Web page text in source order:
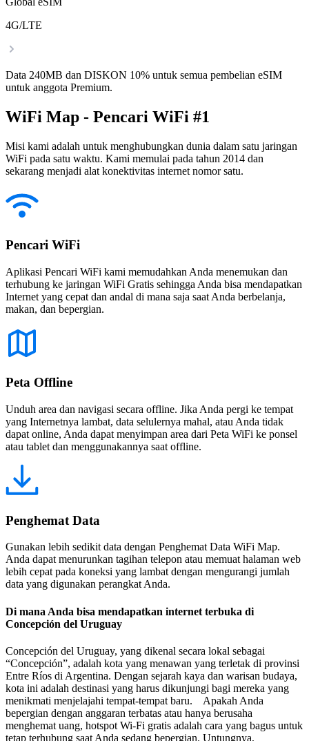
4G/LTE
Data 240MB dan DISKON 10% untuk semua pembelian eSIM
untuk anggota Premium.
WiFi Map - Pencari WiFi #1
Misi kami adalah untuk menghubungkan dunia dalam satu jaringan
WiFi pada satu waktu. Kami memulai pada tahun 2014 dan
sekarang menjadi alat konektivitas internet nomor satu.
Pencari WiFi
Aplikasi Pencari WiFi kami memudahkan Anda menemukan dan
terhubung ke jaringan WiFi Gratis sehingga Anda bisa mendapatkan
Internet yang cepat dan andal di mana saja saat Anda berbelanja,
makan, dan bepergian.
Peta Offline
Unduh area dan navigasi secara offline. Jika Anda pergi ke tempat
yang Internetnya lambat, data selulernya mahal, atau Anda tidak
dapat online, Anda dapat menyimpan area dari Peta WiFi ke ponsel
atau tablet dan menggunakannya saat offline.
Penghemat Data
Gunakan lebih sedikit data dengan Penghemat Data WiFi Map.
Anda dapat menurunkan tagihan telepon atau memuat halaman web
lebih cepat pada koneksi yang lambat dengan mengurangi jumlah
data yang digunakan perangkat Anda.
Di mana Anda bisa mendapatkan internet terbuka di
Concepción del Uruguay
Concepción del Uruguay, yang dikenal secara lokal sebagai
“Concepción”, adalah kota yang menawan yang terletak di provinsi
Entre Ríos di Argentina. Dengan sejarah kaya dan warisan budaya,
kota ini adalah destinasi yang harus dikunjungi bagi mereka yang
menikmati menjelajahi tempat-tempat baru. Apakah Anda
bepergian dengan anggaran terbatas atau hanya berusaha
menghemat uang, hotspot Wi-Fi gratis adalah cara yang bagus untuk
tetap terhubung saat Anda sedang bepergian. Untungnya,